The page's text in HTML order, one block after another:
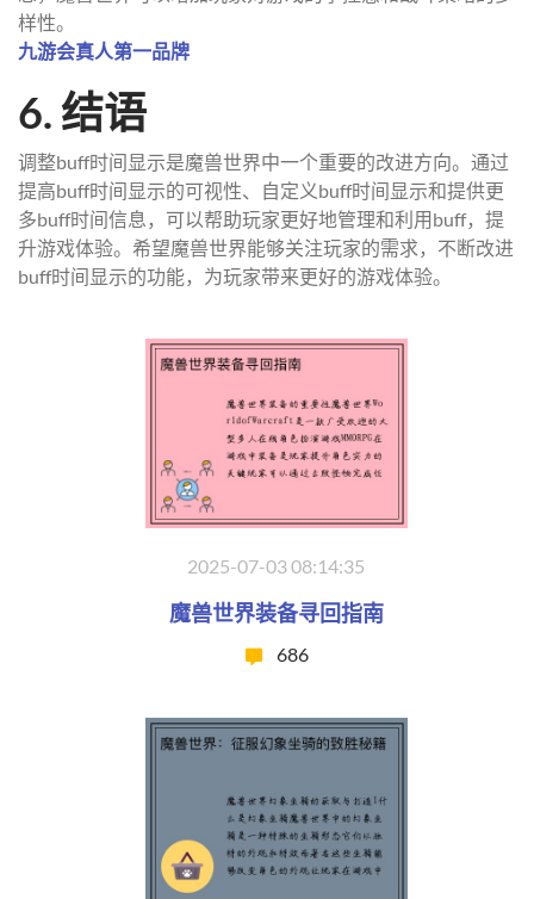
样性。
九游会真人第一品牌
6. 结语
调整buff时间显示是魔兽世界中一个重要的改进方向。通过
提高buff时间显示的可视性、自定义buff时间显示和提供更
多buff时间信息，可以帮助玩家更好地管理和利用buff，提
升游戏体验。希望魔兽世界能够关注玩家的需求，不断改进
buff时间显示的功能，为玩家带来更好的游戏体验。
2025-07-03 08:14:35
魔兽世界装备寻回指南
686